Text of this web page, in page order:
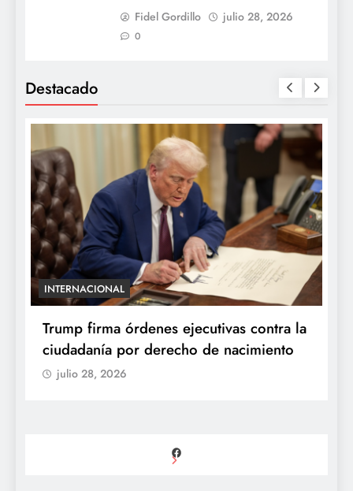
Fidel Gordillo julio 28, 2026
0
Destacado
INTERNACIONAL
Trump firma órdenes ejecutivas contra la
ciudadanía por derecho de nacimiento
julio 28, 2026